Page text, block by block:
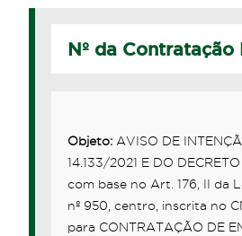
Nº da
Objeto:AVISO DE
14.133/2021 E DO
com base no Art. 176, II da
nº 950, centro, inscrita no
para CONTRATAÇÃO DE